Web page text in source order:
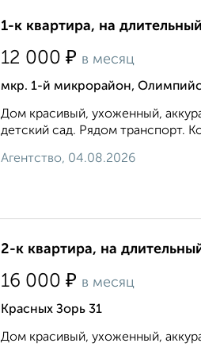
1-к квартира, на
12 000 ₽ в месяц
мкр. 1-й микрорайон,
Дом красивый, ухоженный,
детский сад. Рядом транспорт.
Агентство, 04.08.2026
2-к квартира, на
16 000 ₽ в месяц
Красных Зорь 31
Дом красивый, ухоженный,